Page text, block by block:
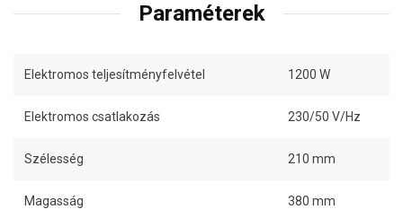
Paraméterek
Elektromos teljesítményfelvétel 1200 W
Elektromos csatlakozás 230/50 V/Hz
Szélesség 210 mm
Magasság 380 mm